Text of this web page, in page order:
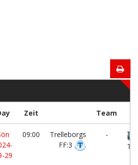
Zeit Team
29
09:00
Trelleborgs
FF:3
-